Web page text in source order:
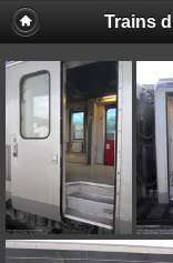
Trains